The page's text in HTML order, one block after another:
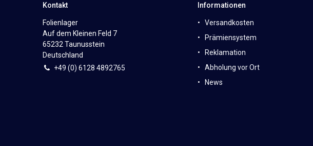
Kontakt
Folienlager
Auf dem Kleinen Feld 7
65232 Taunusstein
Deutschland
+49 (0) 6128 4892765
Informationen
Versandkosten
Prämiensystem
Reklamation
Abholung vor Ort
News